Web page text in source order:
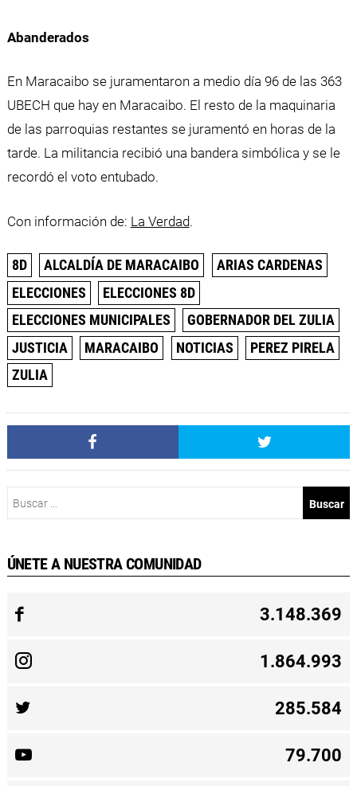
Abanderados
En Maracaibo se juramentaron a medio día 96 de las 363
UBECH que hay en Maracaibo. El resto de la maquinaria
de las parroquias restantes se juramentó en horas de la
tarde. La militancia recibió una bandera simbólica y se le
recordó el voto entubado.
Con información de: La Verdad.
8D ALCALDÍA DE MARACAIBO
ARIAS CARDENAS
ELECCIONES
ELECCIONES 8D
ELECCIONES MUNICIPALES
GOBERNADOR DEL ZULIA
JUSTICIA
MARACAIBO NOTICIAS
PEREZ PIRELA
ZULIA
ÚNETE A NUESTRA COMUNIDAD
3.148.369
1.864.993
285.584
79.700